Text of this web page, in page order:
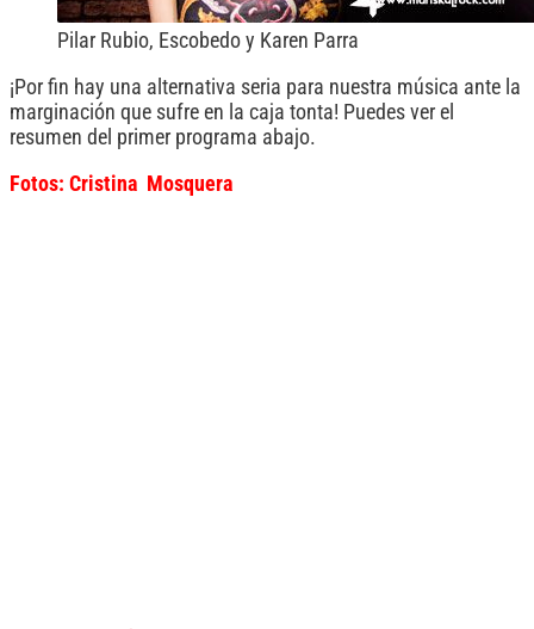
Pilar Rubio, Escobedo y Karen Parra
¡Por fin hay una alternativa seria para nuestra música ante la
marginación que sufre en la caja tonta! Puedes ver el
resumen del primer programa abajo.
Fotos: Cristina Mosquera